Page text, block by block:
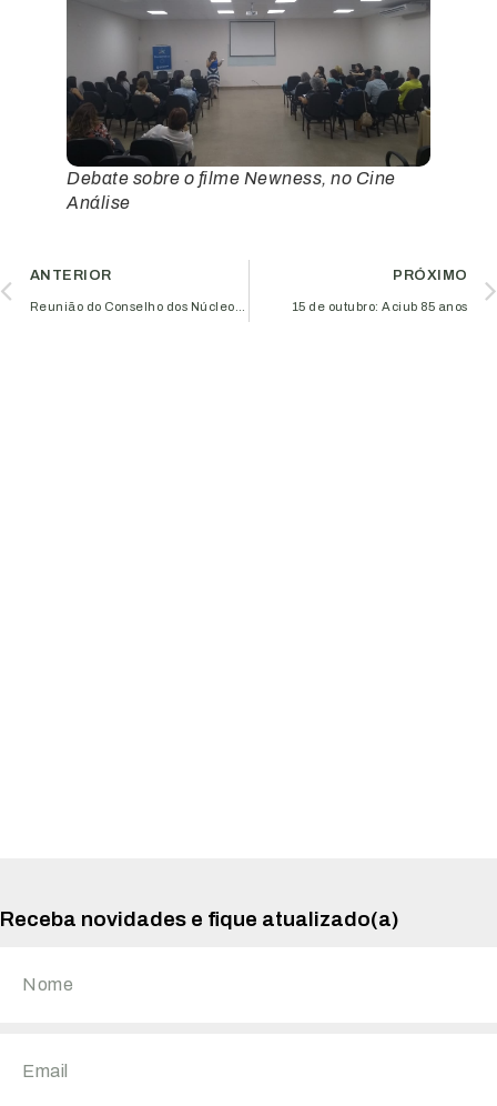
Debate sobre o filme Newness, no Cine
Análise
ANTERIOR PRÓXIMO
15 de outubro: Aciub 85 anos
Receba novidades e fique atualizado(a)